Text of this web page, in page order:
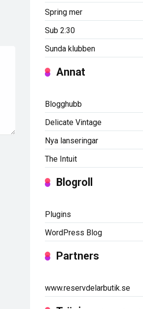
Spring mer
Sub 2:30
Sunda klubben
Annat
Blogghubb
Delicate Vintage
Nya lanseringar
The Intuit
Blogroll
Plugins
WordPress Blog
Partners
www.reservdelarbutik.se